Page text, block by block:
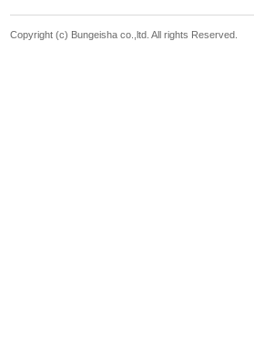
Copyright (c) Bungeisha co.,ltd. All rights Reserved.